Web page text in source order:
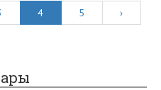
4 5
›